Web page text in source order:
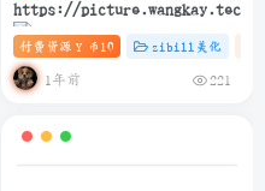
# C # HTML
子比主题 – 滚动图标推荐卡片
（第三版）
付费资源 Y 币 10 zibill美化
1年前 221